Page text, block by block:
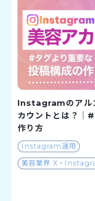
Instagramのアル
カウントとは？｜
作り方
Instagram運用
美容業界 X・